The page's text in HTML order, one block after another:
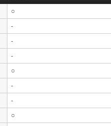
○
-
-
-
○
-
-
○